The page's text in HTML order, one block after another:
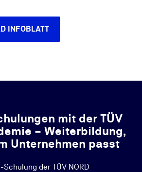
INFOBLATT
mit der TÜV
– Weiterbildung,
Unternehmen passt
der TÜV NORD